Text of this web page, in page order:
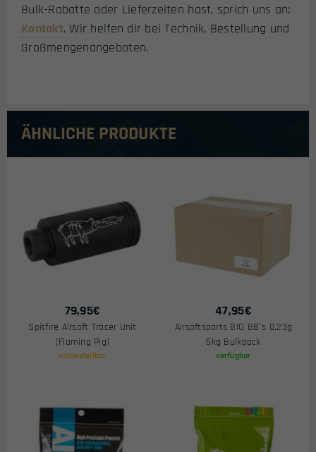
Bulk-Rabatte oder Lieferzeiten hast, sprich uns an:
Kontakt. Wir helfen dir bei Technik, Bestellung und
Großmengenangeboten.
ÄHNLICHE PRODUKTE
79,95€
Spitfire Airsoft Tracer Unit
(Flaming Pig)
vorbestellbar
47,95€
Airsoftsports BIO BB´s 0,23g
5kg Bulkpack
verfügbar